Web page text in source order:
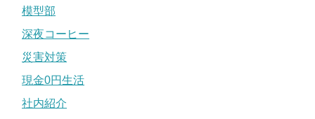
模型部
深夜コーヒー
災害対策
現金0円生活
社内紹介